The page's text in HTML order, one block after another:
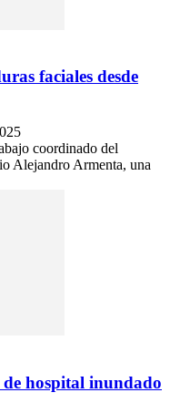
faciales desde
coordinado del
Alejandro Armenta, una
de hospital inundado